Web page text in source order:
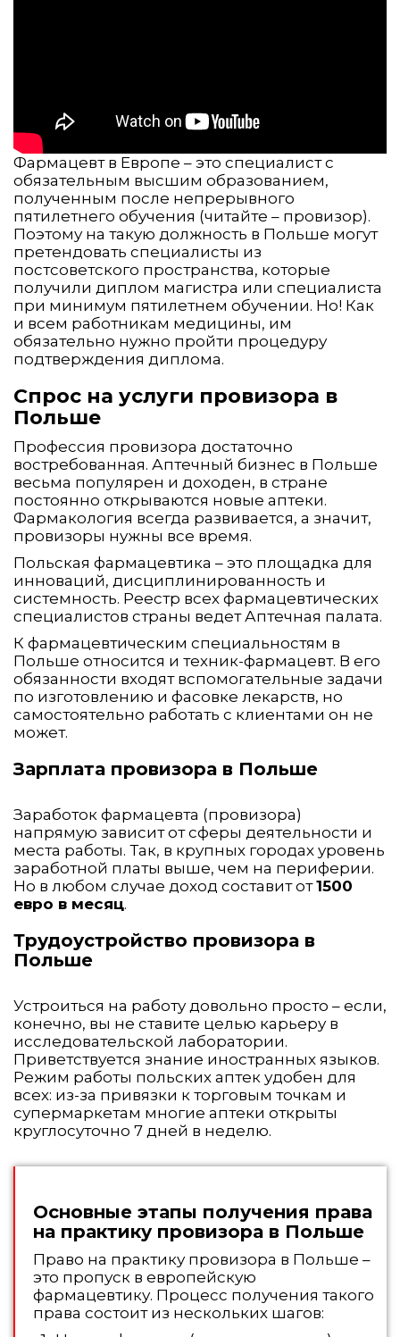
Фармацевт в Европе – это специалист с
обязательным высшим образованием,
полученным после непрерывного
пятилетнего обучения (читайте – провизор).
Поэтому на такую должность в Польше могут
претендовать специалисты из
постсоветского пространства, которые
получили диплом магистра или специалиста
при минимум пятилетнем обучении. Но! Как
и всем работникам медицины, им
обязательно нужно пройти процедуру
подтверждения диплома.
Спрос на услуги провизора в
Польше
Профессия провизора достаточно
востребованная. Аптечный бизнес в Польше
весьма популярен и доходен, в стране
постоянно открываются новые аптеки.
Фармакология всегда развивается, а значит,
провизоры нужны все время.
Польская фармацевтика – это площадка для
инноваций, дисциплинированность и
системность. Реестр всех фармацевтических
специалистов страны ведет Аптечная палата.
К фармацевтическим специальностям в
Польше относится и техник-фармацевт. В его
обязанности входят вспомогательные задачи
по изготовлению и фасовке лекарств, но
самостоятельно работать с клиентами он не
может.
Зарплата провизора в Польше
Заработок фармацевта (провизора)
напрямую зависит от сферы деятельности и
места работы. Так, в крупных городах уровень
заработной платы выше, чем на периферии.
Но в любом случае доход составит от1500
евро в месяц.
Трудоустройство провизора в
Польше
Устроиться на работу довольно просто – если,
конечно, вы не ставите целью карьеру в
исследовательской лаборатории.
Приветствуется знание иностранных языков.
Режим работы польских аптек удобен для
всех: из-за привязки к торговым точкам и
супермаркетам многие аптеки открыты
круглосуточно 7 дней в неделю.
Основные этапы получения права
на практику провизора в Польше
Право на практику провизора в Польше –
это пропуск в европейскую
фармацевтику. Процесс получения такого
права состоит из нескольких шагов: